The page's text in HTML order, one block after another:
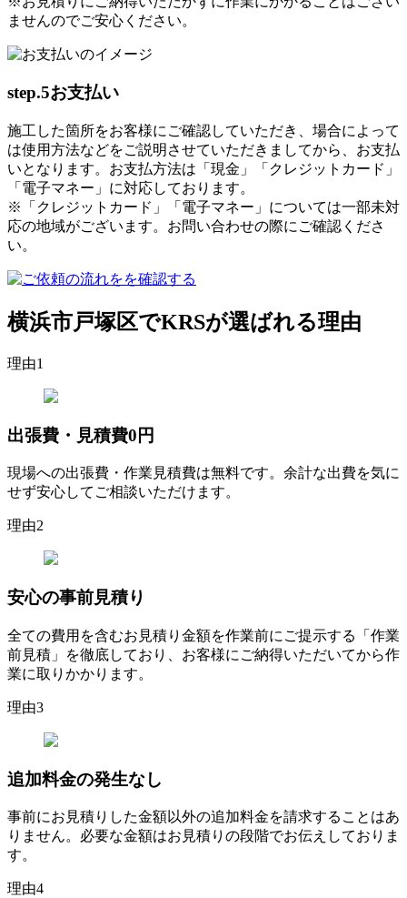
ませんのでご安心ください。
step.5お支払い
施工した箇所をお客様にご確認していただき、場合によって
は使用方法などをご説明させていただきましてから、お支払
いとなります。お支払方法は「現金」「クレジットカード」
「電子マネー」に対応しております。
※「クレジットカード」「電子マネー」については一部未対
応の地域がございます。お問い合わせの際にご確認くださ
い。
横浜市戸塚区でKRSが選ばれる理由
理由1
出張費・見積費0円
現場への出張費・作業見積費は無料です。余計な出費を気に
せず安心してご相談いただけます。
理由2
安心の事前見積り
全ての費用を含むお見積り金額を作業前にご提示する「作業
前見積」を徹底しており、お客様にご納得いただいてから作
業に取りかかります。
理由3
追加料金の発生なし
事前にお見積りした金額以外の追加料金を請求することはあ
りません。必要な金額はお見積りの段階でお伝えしておりま
す。
理由4